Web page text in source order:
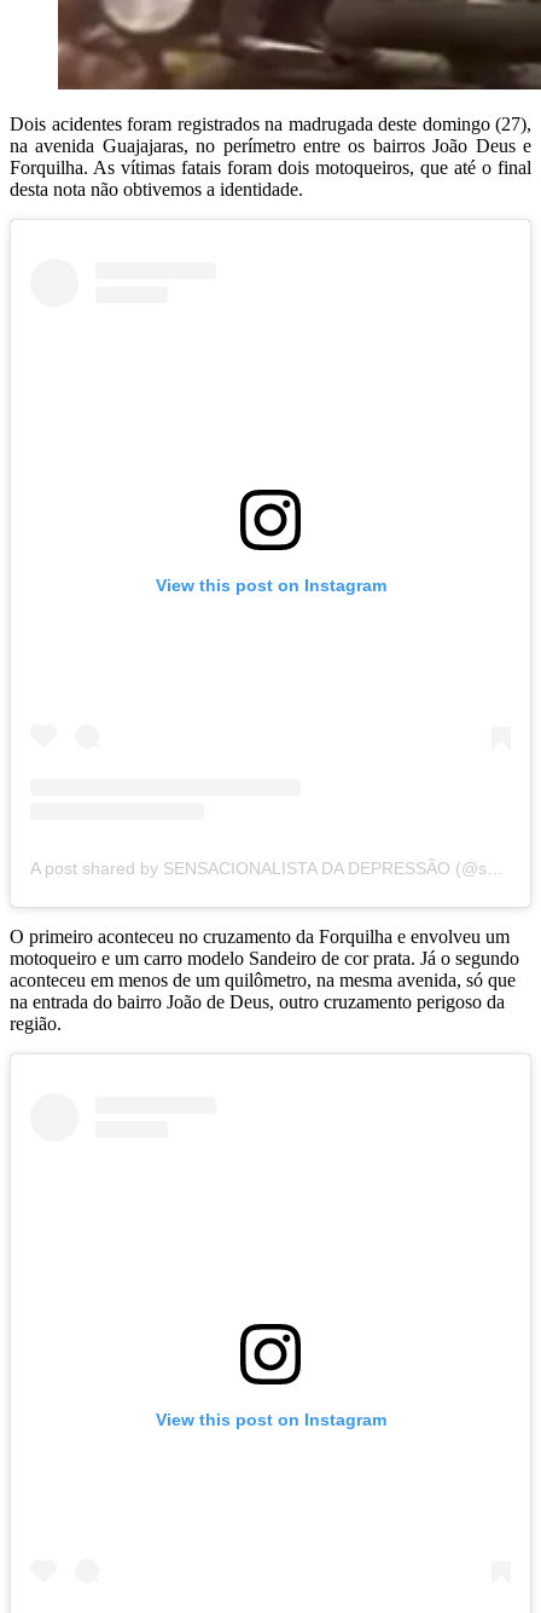
Dois acidentes foram registrados na madrugada deste domingo (27),
na avenida Guajajaras, no perímetro entre os bairros João Deus e
Forquilha. As vítimas fatais foram dois motoqueiros, que até o final
desta nota não obtivemos a identidade.
View this post on Instagram
O primeiro aconteceu no cruzamento da Forquilha e envolveu um
motoqueiro e um carro modelo Sandeiro de cor prata. Já o segundo
aconteceu em menos de um quilômetro, na mesma avenida, só que
na entrada do bairro João de Deus, outro cruzamento perigoso da
região.
View this post on Instagram